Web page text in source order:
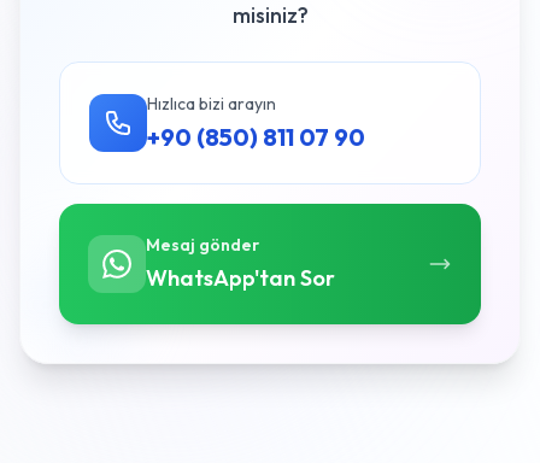
misiniz?
Hızlıca bizi arayın
+90 (850) 811 07 90
Mesaj gönder
WhatsApp'tan Sor